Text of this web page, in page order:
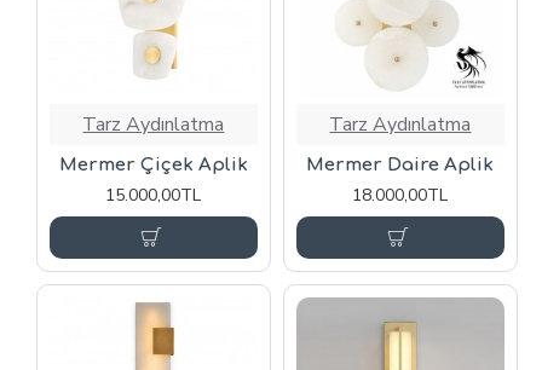
Tarz Aydınlatma
Mermer Çiçek Aplik
15.000,00TL
Tarz Aydınlatma
Mermer Daire Aplik
18.000,00TL